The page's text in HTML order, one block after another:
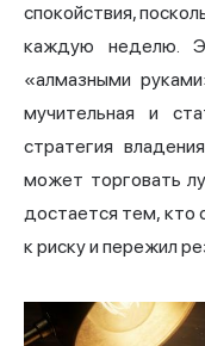
спокойствия,
каждую неделю.
«алмазными
мучительная и
стратегия
может торговать
достается тем, кто
к риску и пережил